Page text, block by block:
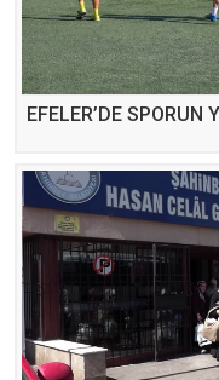
EFELER’DE